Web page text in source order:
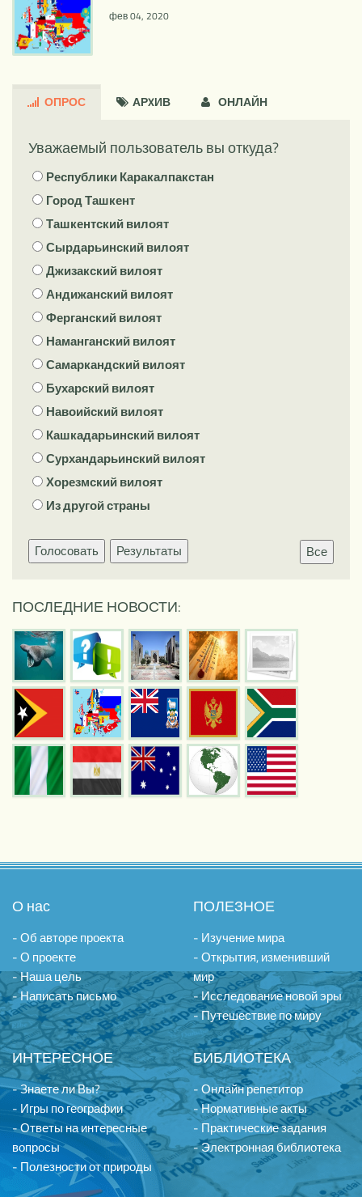
фев 04, 2020
ОПРОС АРXИВ ОНЛАЙН
Уважаемый пользователь вы откуда?
Республики Каракалпакстан
Город Ташкент
Ташкентский вилоят
Сырдарьинский вилоят
Джизакский вилоят
Андижанский вилоят
Ферганский вилоят
Наманганский вилоят
Самаркандский вилоят
Бухарский вилоят
Навоийский вилоят
Кашкадарьинский вилоят
Сурхандарьинский вилоят
Хорезмский вилоят
Из другой страны
Голосовать Результаты Все
ПОСЛЕДНИЕ НОВОСТИ:
О нас
- Об авторе проекта
- О проекте
- Наша цель
- Написать письмо
ПОЛЕЗНОЕ
- Изучение мира
- Открытия, изменивший
мир
- Исследование новой эры
- Путешествие по миру
ИНТЕРЕСНОЕ
- Знаете ли Вы?
- Игры по географии
- Ответы на интересные
вопросы
- Полезности от природы
БИБЛИОТЕКА
- Онлайн репетитор
- Нормативные акты
- Практические задания
- Электронная библиотека